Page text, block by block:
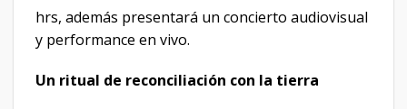
hrs, además presentará un concierto audiovisual
y performance en vivo.
Un ritual de reconciliación con la tierra